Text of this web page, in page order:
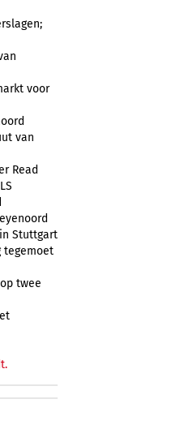
voor
van
Read
Stuttgart
tegemoet
twee